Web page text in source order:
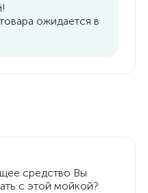
ожидается в
средство Вы
с этой мойкой?